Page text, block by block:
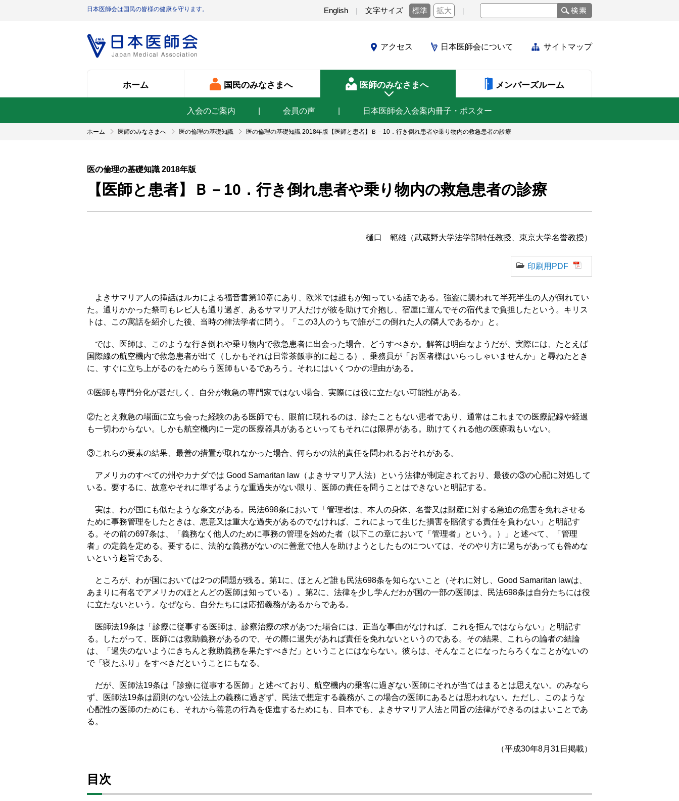
日本医師会は国民の皆様の健康を守ります。 English 文字サイズ 標準 拡大
アクセス 日本医師会について サイトマップ
ホーム 国民のみなさまへ 医師のみなさまへ メンバーズルーム
入会のご案内 会員の声 日本医師会入会案内冊子・ポスター
ホーム 医師のみなさまへ 医の倫理の基礎知識 医の倫理の基礎知識 2018年版【医師と患者】Ｂ－10．行き倒れ患者や乗り物内の救急患者の診療
医の倫理の基礎知識 2018年版
【医師と患者】Ｂ－10．行き倒れ患者や乗り物内の救急患者の診療
樋口 範雄（武蔵野大学法学部特任教授、東京大学名誉教授）
印刷用PDF
よきサマリア人の挿話はルカによる福音書第10章にあり、欧米では誰もが知っている話である。強盗に襲われて半死半生の人が倒れてい
た。通りかかった祭司もレビ人も通り過ぎ、あるサマリア人だけが彼を助けて介抱し、宿屋に運んでその宿代まで負担したという。キリス
トは、この寓話を紹介した後、当時の律法学者に問う。「この3人のうちで誰がこの倒れた人の隣人であるか」と。
では、医師は、このような行き倒れや乗り物内で救急患者に出会った場合、どうすべきか。解答は明白なようだが、実際には、たとえば
国際線の航空機内で救急患者が出て（しかもそれは日常茶飯事的に起こる）、乗務員が「お医者様はいらっしゃいませんか」と尋ねたとき
に、すぐに立ち上がるのをためらう医師もいるであろう。それにはいくつかの理由がある。
①医師も専門分化が甚だしく、自分が救急の専門家ではない場合、実際には役に立たない可能性がある。
②たとえ救急の場面に立ち会った経験のある医師でも、眼前に現れるのは、診たこともない患者であり、通常はこれまでの医療記録や経過
も一切わからない。しかも航空機内に一定の医療器具があるといってもそれには限界がある。助けてくれる他の医療職もいない。
③これらの要素の結果、最善の措置が取れなかった場合、何らかの法的責任を問われるおそれがある。
アメリカのすべての州やカナダでは Good Samaritan law（よきサマリア人法）という法律が制定されており、最後の③の心配に対処して
いる。要するに、故意やそれに準ずるような重過失がない限り、医師の責任を問うことはできないと明記する。
実は、わが国にも似たような条文がある。民法698条において「管理者は、本人の身体、名誉又は財産に対する急迫の危害を免れさせる
ために事務管理をしたときは、悪意又は重大な過失があるのでなければ、これによって生じた損害を賠償する責任を負わない」と明記す
る。その前の697条は、「義務なく他人のために事務の管理を始めた者（以下この章において「管理者」という。）」と述べて、「管理
者」の定義を定める。要するに、法的な義務がないのに善意で他人を助けようとしたものについては、そのやり方に過ちがあっても咎めな
いという趣旨である。
ところが、わが国においては2つの問題が残る。第1に、ほとんど誰も民法698条を知らないこと（それに対し、Good Samaritan lawは、
あまりに有名でアメリカのほとんどの医師は知っている）。第2に、法律を少し学んだわが国の一部の医師は、民法698条は自分たちには役
に立たないという。なぜなら、自分たちには応招義務があるからである。
医師法19条は「診療に従事する医師は、診察治療の求があつた場合には、正当な事由がなければ、これを拒んではならない」と明記す
る。したがって、医師には救助義務があるので、その際に過失があれば責任を免れないというのである。その結果、これらの論者の結論
は、「過失のないようにきちんと救助義務を果たすべきだ」ということにはならない。彼らは、そんなことになったらろくなことがないの
で「寝たふり」をすべきだということにもなる。
だが、医師法19条は「診療に従事する医師」と述べており、航空機内の乗客に過ぎない医師にそれが当てはまるとは思えない。のみなら
ず、医師法19条は罰則のない公法上の義務に過ぎず、民法で想定する義務が､この場合の医師にあるとは思われない。ただし、このような
心配性の医師のためにも、それから善意の行為を促進するためにも、日本でも、よきサマリア人法と同旨の法律ができるのはよいことであ
る。
（平成30年8月31日掲載）
目次